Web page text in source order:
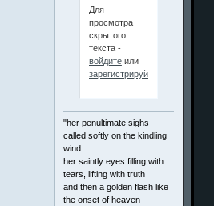
Для
просмотра
скрытого
текста -
войдитеили
зарегистрируйтесь
"her penultimate sighs
called softly on the kindling
wind
her saintly eyes filling with
tears, lifting with truth
and then a golden flash like
the onset of heaven